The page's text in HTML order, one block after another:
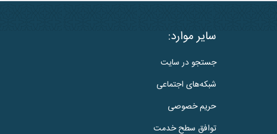
سایر موارد:
جستجو در سایت
شبکه‌های اجتماعی
حریم خصوصی
توافق سطح خدمت